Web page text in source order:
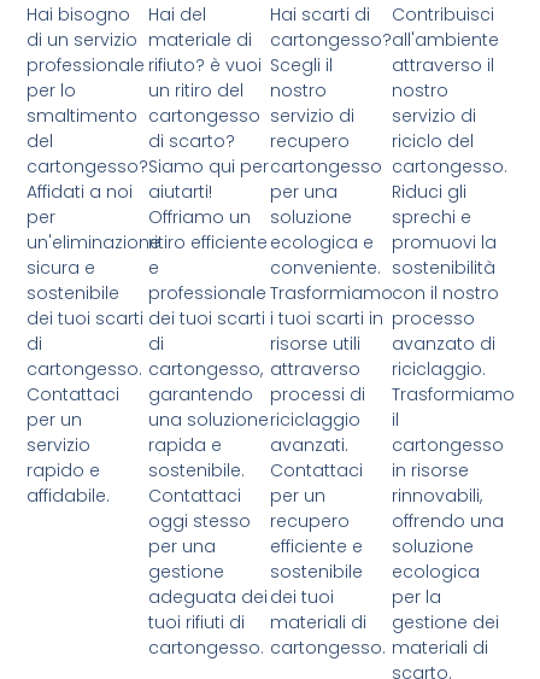
Hai bisogno
di un servizio
professionale
per lo
smaltimento
del
cartongesso?
Affidati a noi
per
un'eliminazione
sicura e
sostenibile
dei tuoi scarti
di
cartongesso.
Contattaci
per un
servizio
rapido e
affidabile.
Hai del
materiale di
rifiuto? è vuoi
un ritiro del
cartongesso
di scarto?
Siamo qui per
aiutarti!
Offriamo un
ritiro efficiente
e
professionale
dei tuoi scarti
di
cartongesso,
garantendo
una soluzione
rapida e
sostenibile.
Contattaci
oggi stesso
per una
gestione
adeguata dei
tuoi rifiuti di
cartongesso.
Hai scarti di
cartongesso?
Scegli il
nostro
servizio di
recupero
cartongesso
per una
soluzione
ecologica e
conveniente.
Trasformiamo
i tuoi scarti in
risorse utili
attraverso
processi di
riciclaggio
avanzati.
Contattaci
per un
recupero
efficiente e
sostenibile
dei tuoi
materiali di
cartongesso.
Contribuisci
all'ambiente
attraverso il
nostro
servizio di
riciclo del
cartongesso.
Riduci gli
sprechi e
promuovi la
sostenibilità
con il nostro
processo
avanzato di
riciclaggio.
Trasformiamo
il
cartongesso
in risorse
rinnovabili,
offrendo una
soluzione
ecologica
per la
gestione dei
materiali di
scarto.